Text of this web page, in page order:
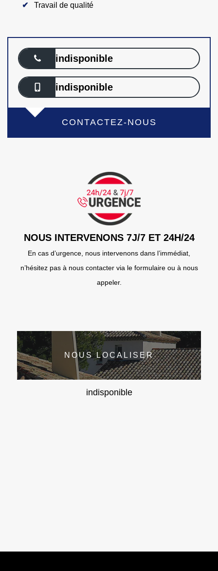
Travail de qualité
indisponible
indisponible
CONTACTEZ-NOUS
NOUS INTERVENONS 7J/7 ET 24H/24
En cas d’urgence, nous intervenons dans l’immédiat,
n’hésitez pas à nous contacter via le formulaire ou à nous
appeler.
NOUS LOCALISER
indisponible